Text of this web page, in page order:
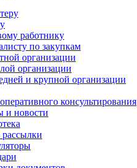
работнику
по закупкам
организации
организации
и крупной организации
консультирования
и новости